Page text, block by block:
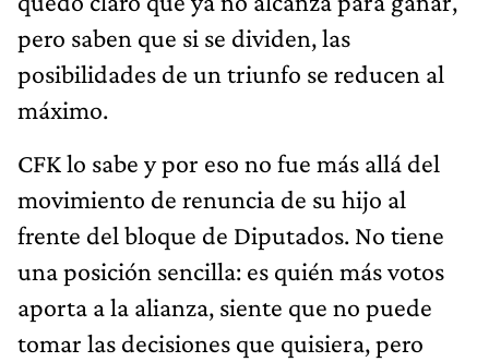
pero saben que si se dividen, las
posibilidades de un triunfo se reducen al
máximo.
CFK lo sabe y por eso no fue más allá del
movimiento de renuncia de su hijo al
frente del bloque de Diputados. No tiene
una posición sencilla: es quién más votos
aporta a la alianza, siente que no puede
tomar las decisiones que quisiera, pero